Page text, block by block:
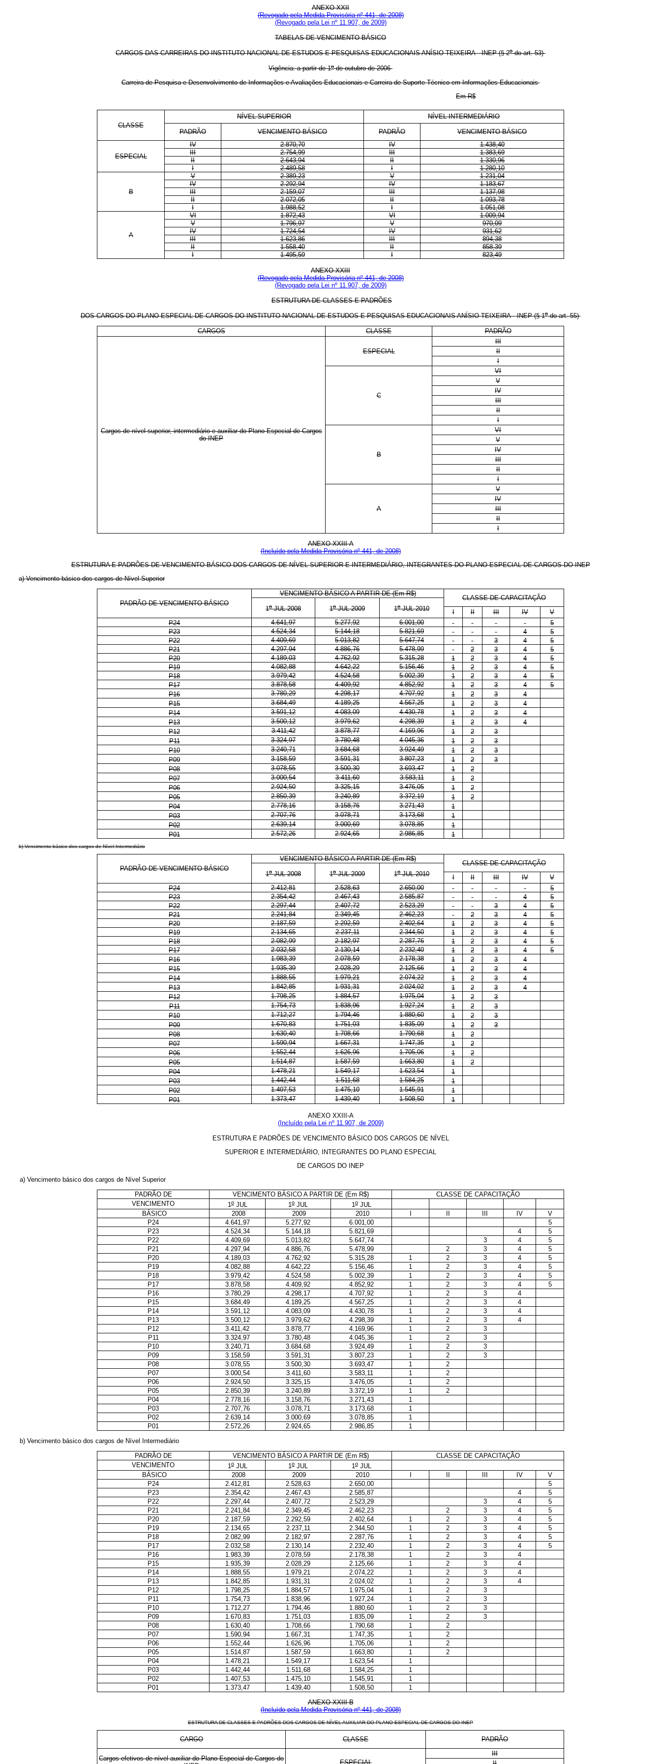
ANEXO XXII
(Revogado pela Medida Provisória nº 441, de 2008)
(Revogado pela Lei nº 11.907, de 2009)
TABELAS DE VENCIMENTO BÁSICO
CARGOS DAS CARREIRAS DO INSTITUTO NACIONAL DE ESTUDOS E PESQUISAS EDUCACIONAIS ANÍSIO TEIXEIRA - INEP (§ 2odo art. 53)
Vigência: a partir de 1ode outubro de 2006
Carreira de Pesquisa e Desenvolvimento de Informações e Avaliações Educacionais e Carreira de Suporte Técnico em Informações Educacionais
Em R$
CLASSE
NÍVEL SUPERIOR NÍVEL INTERMEDIÁRIO
PADRÃO VENCIMENTO BÁSICO PADRÃO VENCIMENTO BÁSICO
ESPECIAL
IV 2.870,70 IV
1.438,40
III
2.754,99 III
1.383,69
II
2.643,94 II
1.330,96
I
2.489,58 I 1.280,10
B
V 2.389,23 V
1.231,04
IV
2.292,94 IV
1.183,67
III
2.159,07 III
1.137,98
II
2.072,05 II
1.093,78
I
1.988,52 I 1.051,08
A
VI 1.872,43 VI
1.009,94
V
1.796,97 V
970,09
IV
1.724,54 IV
931,62
III
1.623,86 III
894,38
II
1.558,40 II
858,39
I
1.495,59 I 823,49
ANEXO XXIII
(Revogado pela Medida Provisória nº 441, de 2008)
(Revogado pela Lei nº 11.907, de 2009)
ESTRUTURA DE CLASSES E PADRÕES
DOS CARGOS DO PLANO ESPECIAL DE CARGOS DO INSTITUTO NACIONAL DE ESTUDOS E PESQUISAS EDUCACIONAIS ANÍSIO TEIXEIRA - INEP (§ 1odo art. 55)
CARGOS CLASSE PADRÃO
Cargos de nível superior, intermediário e auxiliar do Plano Especial de Cargos
do INEP
ESPECIAL
III
II
I
C
VI
V
IV
III
II
I
B
VI
V
IV
III
II
I
A
V
IV
III
II
I
ANEXO XXIII-A
(Incluído pela Medida Provisória nº 441, de 2008)
ESTRUTURA E PADRÕES DE VENCIMENTO BÁSICO DOS CARGOS DE NÍVEL SUPERIOR E INTERMEDIÁRIO, INTEGRANTES DO PLANO ESPECIAL DE CARGOS DO INEP
a) Vencimento básico dos cargos de Nível Superior
PADRÃO DE VENCIMENTO BÁSICO
VENCIMENTO BÁSICO A PARTIR DE (Em R$)
CLASSE DE CAPACITAÇÃO
1oJUL 2008 1oJUL 2009 1oJUL 2010 I II III IV
V
P24
4.641,97 5.277,92 6.001,00
5
P23
4.524,34 5.144,18 5.821,69 4
5
P22
4.409,69 5.013,82 5.647,74 3 4
5
P21
4.297,94 4.886,76 5.478,99 2 3 4
5
P20
4.189,03 4.762,92 5.315,28 1 2 3 4
5
P19
4.082,88 4.642,22 5.156,46 1 2 3 4
5
P18
3.979,42 4.524,58 5.002,39 1 2 3 4
5
P17
3.878,58 4.409,92 4.852,92 1 2 3 4
5
P16
3.780,29 4.298,17 4.707,92 1 2 3
4
P15
3.684,49 4.189,25 4.567,25 1 2 3
4
P14
3.591,12 4.083,09 4.430,78 1 2 3
4
P13
3.500,12 3.979,62 4.298,39 1 2 3
4
P12
3.411,42 3.878,77 4.169,96 1 2
3
P11
3.324,97 3.780,48 4.045,36 1 2
3
P10
3.240,71 3.684,68 3.924,49 1 2
3
P09
3.158,59 3.591,31 3.807,23 1 2
3
P08
3.078,55 3.500,30 3.693,47 1
2
P07
3.000,54 3.411,60 3.583,11 1
2
P06
2.924,50 3.325,15 3.476,05 1
2
P05
2.850,39 3.240,89 3.372,19 1
2
P04
2.778,16 3.158,76 3.271,43
1
P03
2.707,76 3.078,71 3.173,68
1
P02
2.639,14 3.000,69 3.078,85
1
P01
2.572,26 2.924,65 2.986,85 1
b) Vencimento básico dos cargos de Nível Intermediário
PADRÃO DE VENCIMENTO BÁSICO
VENCIMENTO BÁSICO A PARTIR DE (Em R$)
CLASSE DE CAPACITAÇÃO
1oJUL 2008 1oJUL 2009 1oJUL 2010 I II III IV
V
P24
2.412,81 2.528,63 2.650,00
5
P23
2.354,42 2.467,43 2.585,87 4
5
P22
2.297,44 2.407,72 2.523,29 3 4
5
P21
2.241,84 2.349,45 2.462,23 2 3 4
5
P20
2.187,59 2.292,59 2.402,64 1 2 3 4
5
P19
2.134,65 2.237,11 2.344,50 1 2 3 4
5
P18
2.082,99 2.182,97 2.287,76 1 2 3 4
5
P17
2.032,58 2.130,14 2.232,40 1 2 3 4
5
P16
1.983,39 2.078,59 2.178,38 1 2 3
4
P15
1.935,39 2.028,29 2.125,66 1 2 3
4
P14
1.888,55 1.979,21 2.074,22 1 2 3
4
P13
1.842,85 1.931,31 2.024,02 1 2 3
4
P12
1.798,25 1.884,57 1.975,04 1 2
3
P11
1.754,73 1.838,96 1.927,24 1 2
3
P10
1.712,27 1.794,46 1.880,60 1 2
3
P09
1.670,83 1.751,03 1.835,09 1 2
3
P08
1.630,40 1.708,66 1.790,68 1
2
P07
1.590,94 1.667,31 1.747,35 1
2
P06
1.552,44 1.626,96 1.705,06 1
2
P05
1.514,87 1.587,59 1.663,80 1
2
P04
1.478,21 1.549,17 1.623,54
1
P03
1.442,44 1.511,68 1.584,25
1
P02
1.407,53 1.475,10 1.545,91
1
P01
1.373,47 1.439,40 1.508,50 1
ANEXO XXIII-A
(Incluído pela Lei nº 11.907, de 2009)
ESTRUTURA E PADRÕES DE VENCIMENTO BÁSICO DOS CARGOS DE NÍVEL
SUPERIOR E INTERMEDIÁRIO, INTEGRANTES DO PLANO ESPECIAL
DE CARGOS DO INEP
a) Vencimento básico dos cargos de Nível Superior
PADRÃO DE
VENCIMENTO BÁSICO A PARTIR DE (Em R$)
CLASSE DE CAPACITAÇÃO
VENCIMENTO
1oJUL 1o JUL 1oJUL
BÁSICO
2008 2009 2010 IV
V
P24
4.641,97 5.277,92 6.001,00
5
P23
4.524,34 5.144,18 5.821,69 4
5
P22
4.409,69 5.013,82 5.647,74 3 4
5
P21
4.297,94 4.886,76 5.478,99 2 3 4
5
P20
4.189,03 4.762,92 5.315,28 1 2 3 4
5
P19
4.082,88 4.642,22 5.156,46 1 2 3 4
5
P18
3.979,42 4.524,58 5.002,39 1 2 3 4
5
P17
3.878,58 4.409,92 4.852,92 1 2 3 4
5
P16
3.780,29 4.298,17 4.707,92 1 2 3
4
P15
3.684,49 4.189,25 4.567,25 1 2 3
4
P14
3.591,12 4.083,09 4.430,78 1 2 3
4
P13
3.500,12 3.979,62 4.298,39 1 2 3
4
P12
3.411,42 3.878,77 4.169,96 1 2
3
P11
3.324,97 3.780,48 4.045,36 1 2
3
P10
3.240,71 3.684,68 3.924,49 1 2
3
P09
3.158,59 3.591,31 3.807,23 1 2
3
P08
3.078,55 3.500,30 3.693,47 1
2
P07
3.000,54 3.411,60 3.583,11 1
2
P06
2.924,50 3.325,15 3.476,05 1
2
P05
2.850,39 3.240,89 3.372,19 1
2
P04
2.778,16 3.158,76 3.271,43
1
P03
2.707,76 3.078,71 3.173,68
1
P02
2.639,14 3.000,69 3.078,85
1
P01
2.572,26 2.924,65 2.986,85
1
b) Vencimento básico dos cargos de Nível Intermediário
PADRÃO DE
VENCIMENTO BÁSICO A PARTIR DE (Em R$)
CLASSE DE CAPACITAÇÃO
VENCIMENTO
1oJUL 1o JUL 1oJUL
BÁSICO
2008 2009 2010 IV
V
P24
2.412,81 2.528,63 2.650,00
5
P23
2.354,42 2.467,43 2.585,87 4
5
P22
2.297,44 2.407,72 2.523,29 3 4
5
P21
2.241,84 2.349,45 2.462,23 2 3 4
5
P20
2.187,59 2.292,59 2.402,64 1 2 3 4
5
P19
2.134,65 2.237,11 2.344,50 1 2 3 4
5
P18
2.082,99 2.182,97 2.287,76 1 2 3 4
5
P17
2.032,58 2.130,14 2.232,40 1 2 3 4
5
P16
1.983,39 2.078,59 2.178,38 1 2 3
4
P15
1.935,39 2.028,29 2.125,66 1 2 3
4
P14
1.888,55 1.979,21 2.074,22 1 2 3
4
P13
1.842,85 1.931,31 2.024,02 1 2 3
4
P12
1.798,25 1.884,57 1.975,04 1 2
3
P11
1.754,73 1.838,96 1.927,24 1 2
3
P10
1.712,27 1.794,46 1.880,60 1 2
3
P09
1.670,83 1.751,03 1.835,09 1 2
3
P08
1.630,40 1.708,66 1.790,68 1
2
P07
1.590,94 1.667,31 1.747,35 1
2
P06
1.552,44 1.626,96 1.705,06 1
2
P05
1.514,87 1.587,59 1.663,80 1
2
P04
1.478,21 1.549,17 1.623,54
1
P03
1.442,44 1.511,68 1.584,25
1
P02
1.407,53 1.475,10 1.545,91
1
P01
1.373,47 1.439,40 1.508,50
1
ANEXO XXIII-B
(Incluído pela Medida Provisória nº 441, de 2008)
ESTRUTURA DE CLASSES E PADRÕES DOS CARGOS DE NÍVEL AUXILIAR DO PLANO ESPECIAL DE CARGOS DO INEP
CARGO CLASSE PADRÃO
Cargos efetivos de nível auxiliar do Plano Especial de Cargos do
ESPECIAL
III